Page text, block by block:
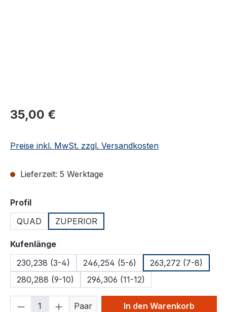
Regulärer Preis:
35,00 €
Preise inkl. MwSt. zzgl. Versandkosten
Lieferzeit: 5 Werktage
Profilauswählen
QUAD
ZUPERIOR
Kufenlängeauswählen
230,238 (3-4)
246,254 (5-6)
263,272 (7-8)
280,288 (9-10)
296,306 (11-12)
Produkt Anzahl: Gib den
Paar In den Warenkorb